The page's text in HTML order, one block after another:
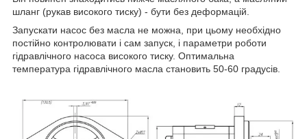
шланг (рукав високого тиску) - бути без деформацій.
Запускати насос без масла не можна, при цьому необхідно
постійно контролювати і сам запуск, і параметри роботи
гідравлічного насоса високого тиску. Оптимальна
температура гідравлічного масла становить 50-60 градусів.